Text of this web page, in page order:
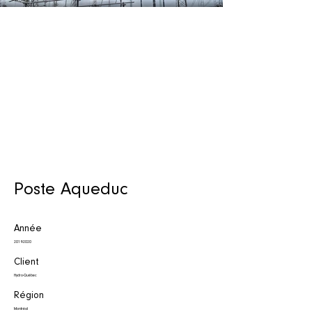
Poste Aqueduc
Année
2019-2020
Client
Hydro-Québec
Région
Montréal